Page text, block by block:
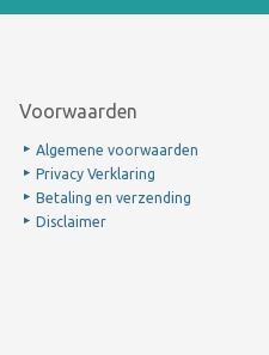
Voorwaarden
Algemene voorwaarden
Privacy Verklaring
Betaling en verzending
Disclaimer